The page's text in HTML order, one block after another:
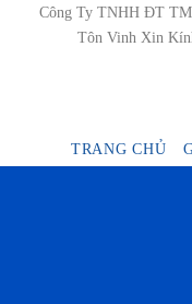
Công Ty TNHH ĐT
Tôn Vinh Xin
TRANG CHỦ